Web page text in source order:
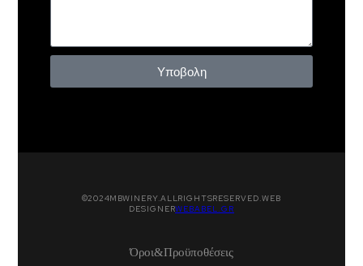
Υποβολη
© 2024 MB WINERY. ALL RIGHTS RESERVED. WEB
DESIGNERWEBABEL.GR
Όροι & Προϋποθέσεις